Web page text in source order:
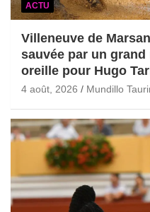
ACTU
Villeneuve de
sauvée par un
oreille pour Hugo
4 août, 2026 Mundillo